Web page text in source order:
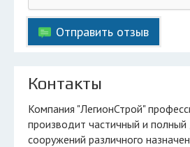
Отправить отзыв
Контакты
Компания "ЛегионСтрой" профессионально
производит частичный и
сооружений различного